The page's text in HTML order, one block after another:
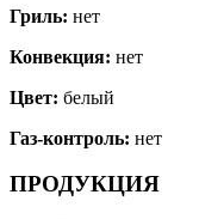
Гриль: нет
Конвекция: нет
Цвет: белый
Газ-контроль: нет
ПРОДУКЦИЯ